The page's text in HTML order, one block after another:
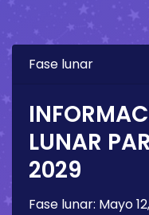
Fase lunar
LUNAR
2029
Fase lunar: Mayo